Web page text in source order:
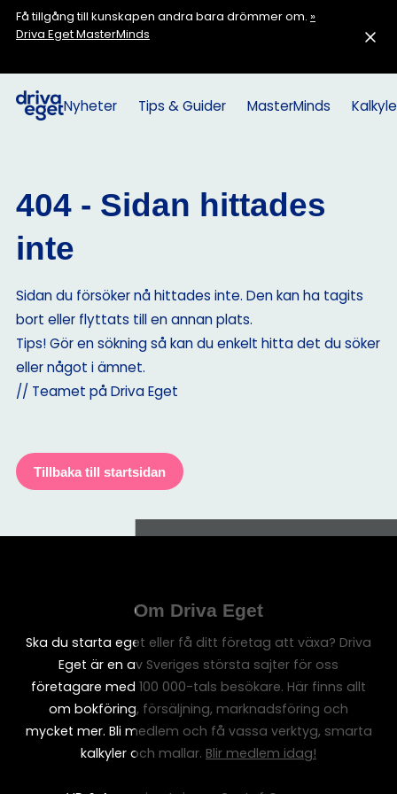
Få tillgång till kunskapen andra bara drömmer om. »
Driva Eget MasterMinds
Nyheter Tips & Guider MasterMinds
404 - Sidan hittades
inte
Sidan du försöker nå hittades inte. Den kan ha tagits
bort eller flyttats till en annan plats.
Tips! Gör en sökning så kan du enkelt hitta det du söker
eller något i ämnet.
// Teamet på Driva Eget
Tillbaka till startsidan
Om Driva Eget
Ska du starta eget eller få ditt företag att växa? Driva
Eget är en av Sveriges största sajter för oss
företagare med 100 000-tals besökare. Här finns allt
om bokföring, försäljning, marknadsföring och
mycket mer. Bli medlem och få vassa verktyg, smarta
kalkyler och mallar. Blir medlem idag!